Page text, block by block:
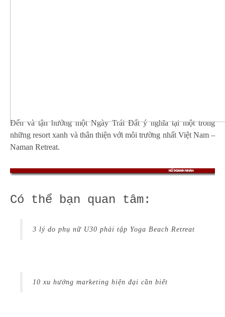
Đến và tận hưởng một Ngày Trái Đất ý nghĩa tại một trong
những resort xanh và thân thiện với môi trường nhất Việt Nam –
Naman Retreat.
Có thể bạn quan tâm:
3 lý do phụ nữ U30 phải tập Yoga Beach Retreat
10 xu hướng marketing hiện đại cần biết